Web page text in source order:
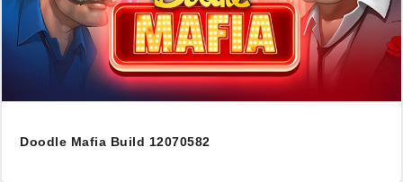
Doodle Mafia Build 12070582